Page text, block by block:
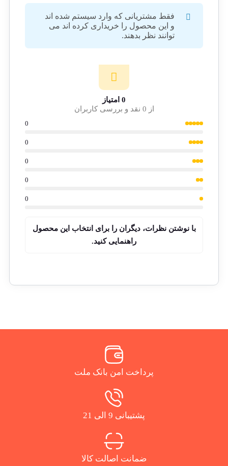
فقط مشتریانی که وارد سیستم شده اند
و این محصول را خریداری کرده اند می
توانند نظر بدهند.
0 امتیاز
از 0 نقد و بررسی کاربران
0
0
0
0
0
با نوشتن نظرات، دیگران را برای انتخاب این محصول
راهنمایی کنید.
پرداخت امن بانک ملت
پشتیبانی 9 الی 21
ضمانت اصالت کالا